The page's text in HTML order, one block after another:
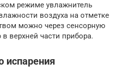
режиме увлажнитель
воздуха на отметке
можно через сенсорную
верхней части прибора.
испарения